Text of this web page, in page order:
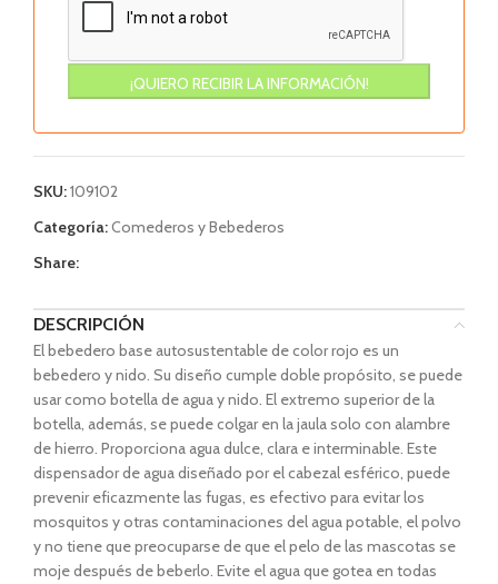
SKU:109102
Categoría:Comederos y Bebederos
Share:
DESCRIPCIÓN
El bebedero base autosustentable de color rojo es un
bebedero y nido. Su diseño cumple doble propósito, se puede
usar como botella de agua y nido. El extremo superior de la
botella, además, se puede colgar en la jaula solo con alambre
de hierro. Proporciona agua dulce, clara e interminable. Este
dispensador de agua diseñado por el cabezal esférico, puede
prevenir eficazmente las fugas, es efectivo para evitar los
mosquitos y otras contaminaciones del agua potable, el polvo
y no tiene que preocuparse de que el pelo de las mascotas se
moje después de beberlo. Evite el agua que gotea en todas